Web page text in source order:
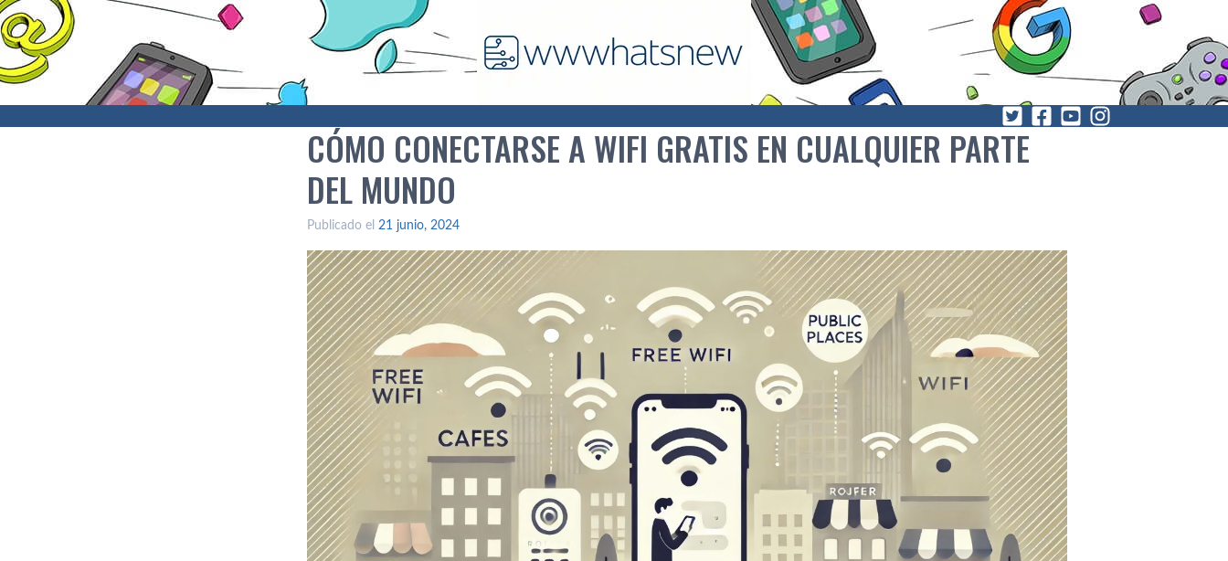
CÓMO CONECTARSE A WIFI GRATIS EN CUALQUIER PARTE
DEL MUNDO
Publicado el 21 junio, 2024